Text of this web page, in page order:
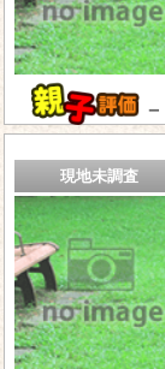
－
現地未調査